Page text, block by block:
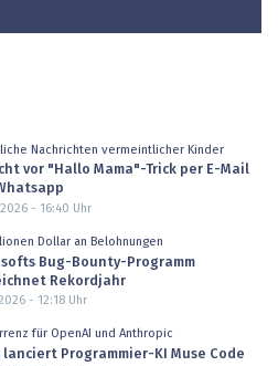
Nachrichten vermeintlicher Kinder
vor "Hallo Mama"-Trick per E-Mail
- 16:40 Uhr
Dollar an Belohnungen
Bug-Bounty-Programm
Rekordjahr
- 12:18Uhr
für OpenAI und Anthropic
Programmier-KI Muse Code